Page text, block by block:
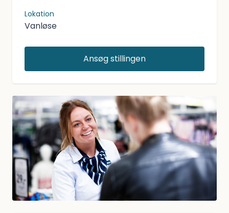
Lokation
Vanløse
Ansøg stillingen